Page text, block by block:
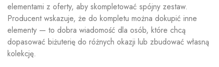
elementami z oferty, aby skompletować spójny zestaw.
Producent wskazuje, że do kompletu można dokupić inne
elementy — to dobra wiadomość dla osób, które chcą
dopasować biżuterię do różnych okazji lub zbudować własną
kolekcję.